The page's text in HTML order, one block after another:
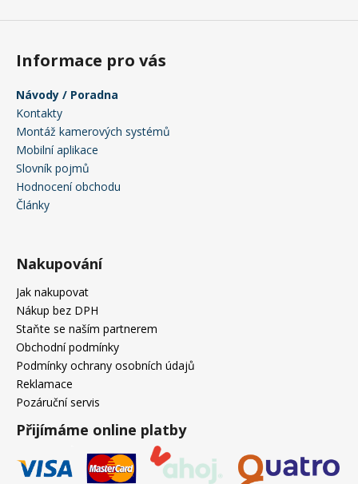
Informace pro vás
Návody / Poradna
Kontakty
Montáž kamerových systémů
Mobilní aplikace
Slovník pojmů
Hodnocení obchodu
Články
Nakupování
Jak nakupovat
Nákup bez DPH
Staňte se naším partnerem
Obchodní podmínky
Podmínky ochrany osobních údajů
Reklamace
Pozáruční servis
Přijímáme online platby